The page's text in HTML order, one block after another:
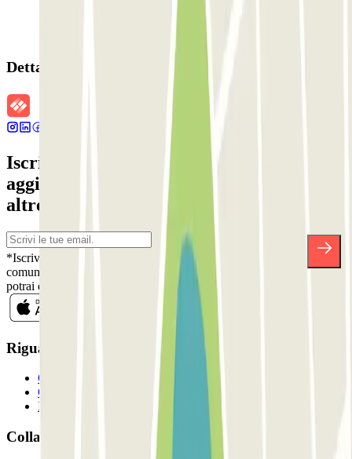
Dettagli della prenotazione
Iscriviti alla nostra Newsletter e rimani
aggiornato su sconti, concorsi e tante
altre sorprese.
*Iscrivendoti, accetti la nostra Informativa sulla Privacy per ricevere
comunicazioni commerciali da Parclick. Senza alcun impegno,
potrai disiscriverti quando vuoi direttamente dalla stessa newsletter.
Riguardo a Parclcik
Chi siamo
Come funziona?
I Nostri Parcheggi
Collaboriamo?